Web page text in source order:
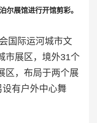
尔展馆进行开馆剪彩。
国际运河城市文
市展区，境外31个
区，布局于两个展
有户外中心舞